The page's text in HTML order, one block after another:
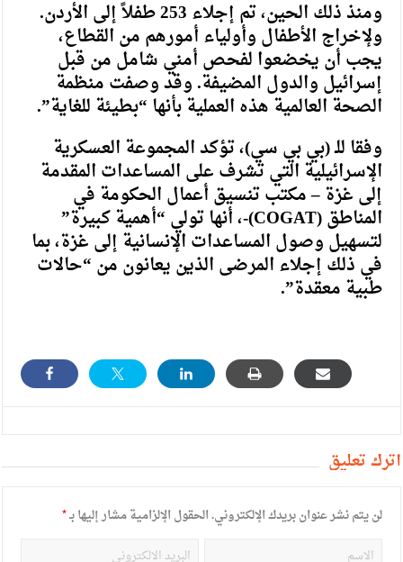
ومنذ ذلك الحين، تم إجلاء 253 طفلاً إلى الأردن.
ولإخراج الأطفال وأولياء أمورهم من القطاع،
يجب أن يخضعوا لفحص أمني شامل من قبل
إسرائيل والدول المضيفة. وقد وصفت منظمة
الصحة العالمية هذه العملية بأنها “بطيئة للغاية”.
وفقا للـ (بي بي سي)، تؤكد المجموعة العسكرية
الإسرائيلية التي تشرف على المساعدات المقدمة
إلى غزة – مكتب تنسيق أعمال الحكومة في
المناطق (COGAT)-، أنها تولي “أهمية كبيرة”
لتسهيل وصول المساعدات الإنسانية إلى غزة، بما
في ذلك إجلاء المرضى الذين يعانون من “حالات
طبية معقدة”.
أترك تعليق
لن يتم نشر عنوان بريدك الإلكتروني.الحقول الإلزامية مشار إليها بـ*